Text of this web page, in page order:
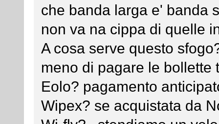
che banda larga e' banda
non va na cippa di quelle
A cosa serve questo
meno di pagare le bollette
Eolo? pagamento
Wipex? se acquistata da